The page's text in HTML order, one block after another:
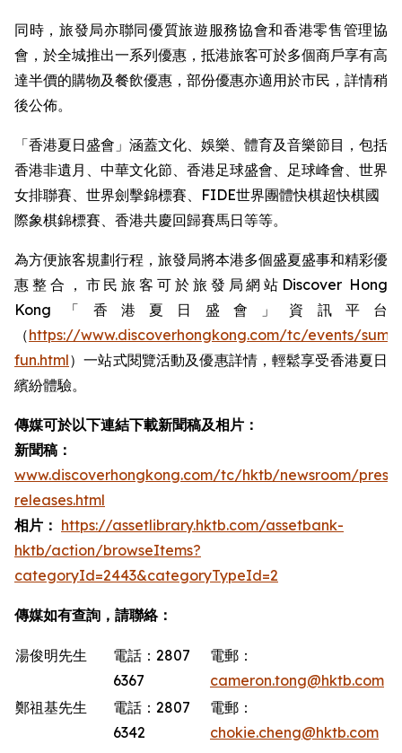
同時，旅發局亦聯同優質旅遊服務協會和香港零售管理協
會，於全城推出一系列優惠，抵港旅客可於多個商戶享有高
達半價的購物及餐飲優惠，部份優惠亦適用於市民，詳情稍
後公佈。
「香港夏日盛會」涵蓋文化、娛樂、體育及音樂節目，包括
香港非遺月、中華文化節、香港足球盛會、足球峰會、世界
女排聯賽、世界劍擊錦標賽、FIDE世界團體快棋超快棋國
際象棋錦標賽、香港共慶回歸賽馬日等等。 ​
為方便旅客規劃行程，旅發局將本港多個盛夏盛事和精彩優
惠整合，市民旅客可於旅發局網站Discover Hong
Kong「香港夏日盛會」資訊平台
（https://www.discoverhongkong.com/tc/events/
fun.html）一站式閱覽活動及優惠詳情，輕鬆享受香港夏日
繽紛體驗。
傳媒可於以下連結下載新聞稿及相片：
新聞稿：
www.discoverhongkong.com/tc/hktb/newsroom/press-
releases.html
相片： https://assetlibrary.hktb.com/assetbank-
hktb/action/browseItems?
categoryId=2443&categoryTypeId=2
傳媒如有查詢，請聯絡：
湯俊明先生
電話：2807
6367
電郵：
cameron.tong@hktb.com
鄭祖基先生
電話：2807
6342
電郵：
chokie.cheng@hktb.com